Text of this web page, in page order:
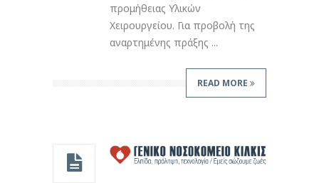
προμήθειας Υλικών
Χειρουργείου. Για προβολή της
αναρτημένης πράξης ...
READ MORE